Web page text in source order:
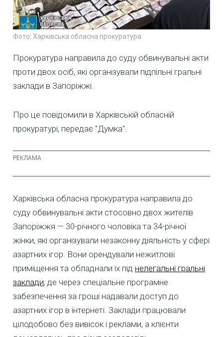
Фото: Харківська обласна прокуратура
Прокуратура направила до суду обвинувальні акти
проти двох осіб, які організували підпільні гральні
заклади в Запоріжжі.
Про це повідомили в Харківській обласній
прокуратурі, передає "Думка".
Харківська обласна прокуратура направила до
суду обвинувальні акти стосовно двох жителів
Запоріжжя — 30-річного чоловіка та 34-річної
жінки, які організували незаконну діяльність у сфері
азартних ігор. Вони орендували нежитлові
приміщення та обладнали їх під нелегальні гральні
заклади, де через спеціальне програмне
забезпечення за гроші надавали доступ до
азартних ігор в інтернеті. Заклади працювали
цілодобово без вивісок і реклами, а клієнти